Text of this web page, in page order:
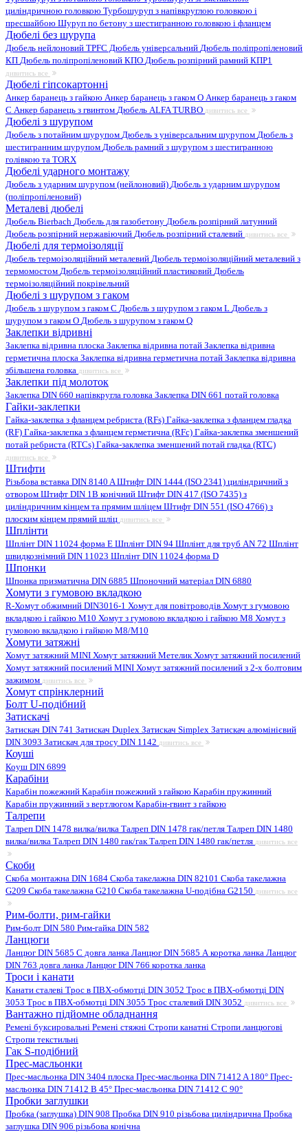
циліндричною головкою Турбошуруп з напівкруглою головкою і
пресшайбою Шуруп по бетону з шестигранною головкою і фланцем
Дюбелі без шурупа
Дюбель нейлоновий TPFC Дюбель універсальний Дюбель поліпропіленовий
КП Дюбель поліпропіленовий КПО Дюбель розпірний рамний КПР1
дивитись все
Дюбелі гіпсокартонні
Анкер баранець з гайкою Анкер баранець з гаком O Анкер баранець з гаком
С Анкер баранець з гвинтом Дюбель ALFA TURBO дивитись все
Дюбелі з шурупом
Дюбель з потайним шурупом Дюбель з універсальним шурупом Дюбель з
шестигранним шурупом Дюбель рамний з шурупом з шестигранною
голівкою та TORX
Дюбелі ударного монтажу
Дюбель з ударним шурупом (нейлоновий) Дюбель з ударним шурупом
(поліпропіленовий)
Металеві дюбелі
Дюбель Bierbach Дюбель для газобетону Дюбель розпірний латунний
Дюбель розпірний нержавіючий Дюбель розпірний сталевий дивитись все
Дюбелі для термоізоляції
Дюбель термоізоляційний металевий Дюбель термоізоляційний металевий з
термомостом Дюбель термоізоляційний пластиковий Дюбель
термоізоляційний покрівельний
Дюбелі з шурупом з гаком
Дюбель з шурупом з гаком C Дюбель з шурупом з гаком L Дюбель з
шурупом з гаком O Дюбель з шурупом з гаком Q
Заклепки відривні
Заклепка відривна плоска Заклепка відривна потай Заклепка відривна
герметична плоска Заклепка відривна герметична потай Заклепка відривна
збільшена головка дивитись все
Заклепки під молоток
Заклепка DIN 660 напівкругла головка Заклепка DIN 661 потай головка
Гайки-заклепки
Гайка-заклепка з фланцем ребриста (RFs) Гайка-заклепка з фланцем гладка
(RF) Гайка-заклепка з фланцем герметична (RFc) Гайка-заклепка зменшений
потай ребриста (RTCs) Гайка-заклепка зменшений потай гладка (RTC)
дивитись все
Штифти
Різьбова вставка DIN 8140 AШтифт DIN 1444 (ISO 2341) циліндричний з
отвором Штифт DIN 1B конічний Штифт DIN 417 (ISO 7435) з
циліндричним кінцем та прямим шліцем Штифт DIN 551 (ISO 4766) з
плоским кінцем прямий шліц дивитись все
Шплінти
Шплінт DIN 11024 форма E Шплінт DIN 94 Шплінт для труб AN 72 Шплінт
швидкознімний DIN 11023 Шплінт DIN 11024 форма D
Шпонки
Шпонка призматична DIN 6885 Шпоночний матеріал DIN 6880
Хомути з гумовою вкладкою
R-Хомут обжимний DIN3016-1 Хомут для повітроводів Хомут з гумовою
вкладкою і гайкою M10 Хомут з гумовою вкладкою і гайкою M8 Хомут з
гумовою вкладкою і гайкою М8/M10
Хомути затяжні
Хомут затяжний MINI Хомут затяжний МетеликХомут затяжний посилений
Хомут затяжний посилений MINI Хомут затяжний посилений з 2-х болтовим
зажимом дивитись все
Хомут спрінклерний
Болт U-подібний
Затискачі
Затискач DIN 741 Затискач Duplex Затискач Simplex Затискач алюмінієвий
DIN 3093 Затискач для тросу DIN 1142 дивитись все
Коуші
Коуш DIN 6899
Карабіни
Карабін пожежний Карабін пожежний з гайкою Карабін пружинний
Карабін пружинний з вертлюгом Карабін-гвинт з гайкою
Талрепи
Талреп DIN 1478 вилка/вилка Талреп DIN 1478 гак/петля Талреп DIN 1480
вилка/вилка Талреп DIN 1480 гак/гакТалреп DIN 1480 гак/петля дивитись все
Скоби
Скоба монтажна DIN 1684 Скоба такелажна DIN 82101 Скоба такелажна
G209 Скоба такелажна G210 Скоба такелажна U-подібна G2150 дивитись все
Рим-болти, рим-гайки
Рим-болт DIN 580 Рим-гайка DIN 582
Ланцюги
Ланцюг DIN 5685 C довга ланка Ланцюг DIN 5685 А коротка ланка Ланцюг
DIN 763 довга ланка Ланцюг DIN 766 коротка ланка
Троси і канати
Канати сталеві Трос в ПВХ-обмотці DIN 3052 Трос в ПВХ-обмотці DIN
3053 Трос в ПВХ-обмотці DIN 3055 Трос сталевий DIN 3052 дивитись все
Вантажно підйомне обладнання
Ремені буксировальні Ремені стяжні Стропи канатні Стропи ланцюгові
Стропи текстильні
Гак S-подібний
Прес-масльонки
Прес-масльонка DIN 3404 плоска Прес-масльонка DIN 71412 A 180° Прес-
масльонка DIN 71412 B 45° Прес-масльонка DIN 71412 C 90°
Пробки заглушки
Пробка (заглушка) DIN 908 Пробка DIN 910 різьбова циліндрична Пробка
заглушка DIN 906 різьбова конічна